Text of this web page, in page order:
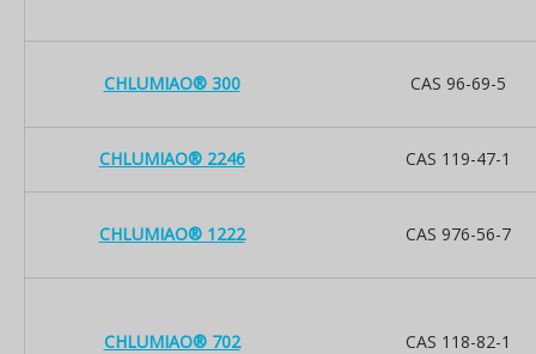
CHLUMIAO® 300 CAS 96-69-5
CHLUMIAO® 2246 CAS 119-47-1
CHLUMIAO® 1222 CAS 976-56-7
CHLUMIAO® 702 CAS 118-82-1